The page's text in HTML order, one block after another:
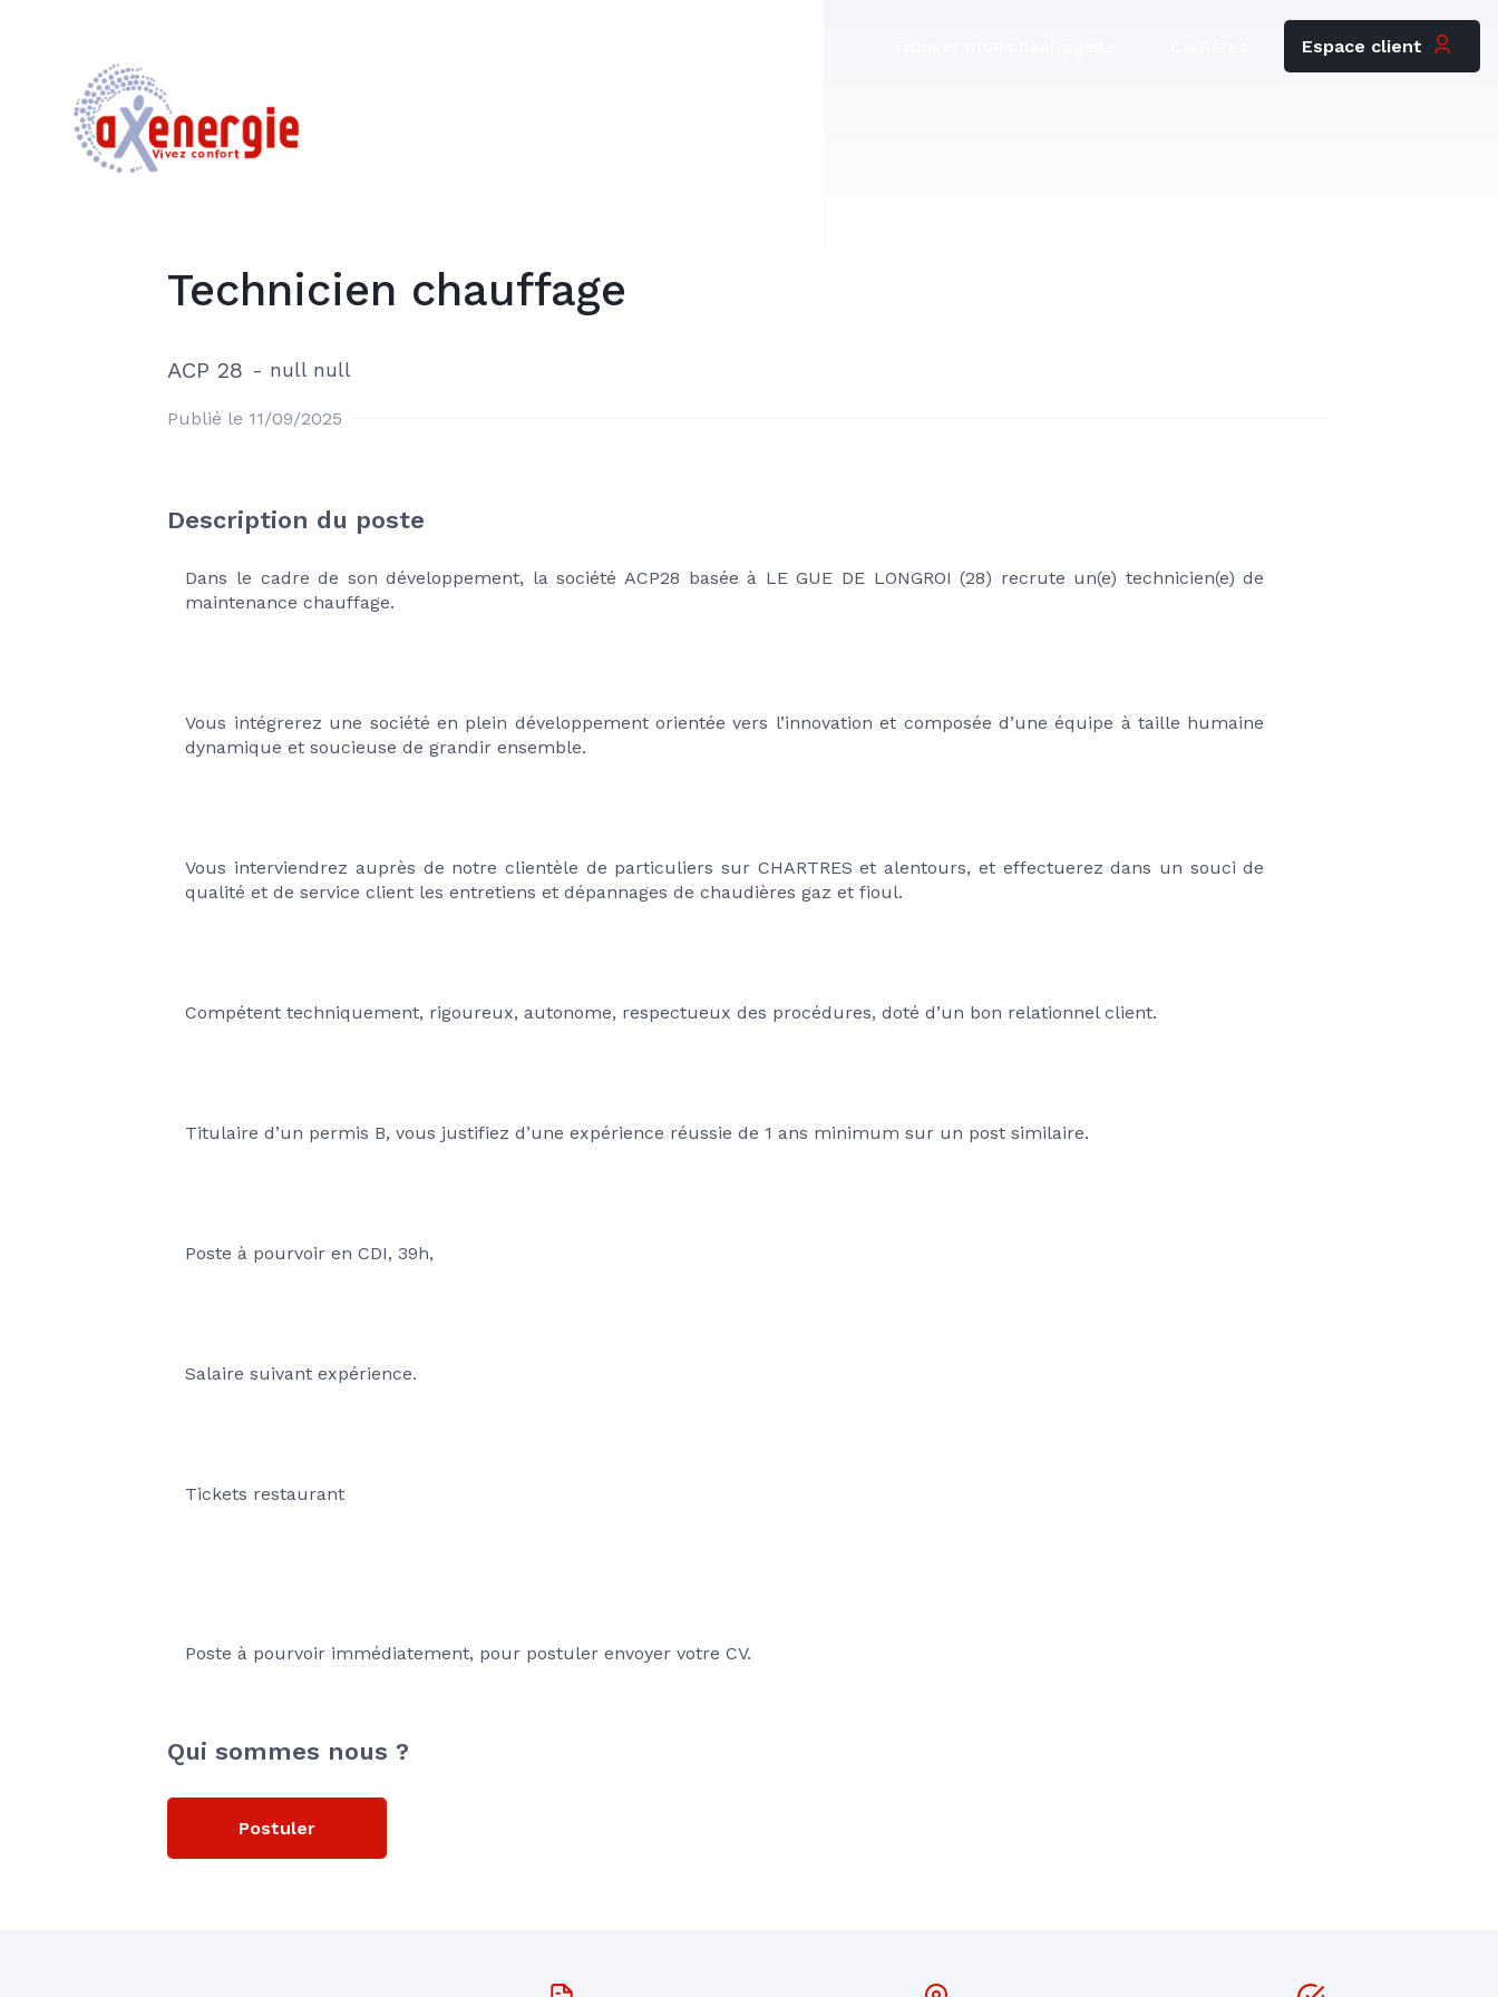
Espace client
Technicien chauffage
ACP 28 - null null
Publié le 11/09/2025
Description du poste
Dans le cadre de son développement, la société ACP28 basée à LE GUE DE LONGROI (28) recrute un(e) technicien(e) de
maintenance chauffage.
Vous intégrerez une société en plein développement orientée vers l’innovation et composée d’une équipe à taille humaine
dynamique et soucieuse de grandir ensemble.
Vous interviendrez auprès de notre clientèle de particuliers sur CHARTRES et alentours, et effectuerez dans un souci de
qualité et de service client les entretiens et dépannages de chaudières gaz et fioul.
Compétent techniquement, rigoureux, autonome, respectueux des procédures, doté d’un bon relationnel client.
Titulaire d’un permis B, vous justifiez d’une expérience réussie de 1 ans minimum sur un post similaire.
Poste à pourvoir en CDI, 39h,
Salaire suivant expérience.
Tickets restaurant
Poste à pourvoir immédiatement, pour postuler envoyer votre CV.
Qui sommes nous ?
Postuler